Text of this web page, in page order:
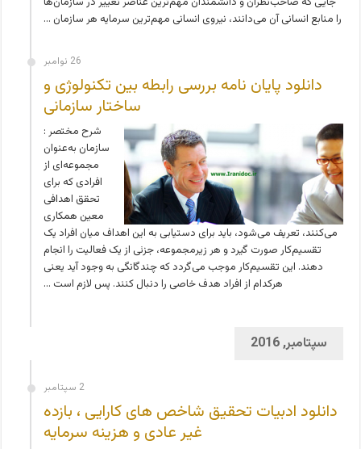
را منابع انسانی آن می‌دانند، نیروی انسانی مهم‌ترین سرمایه هر سازمان …
26 نوامبر
دانلود پایان نامه بررسی رابطه بین تکنولوژی و
ساختار سازمانی
شرح مختصر :
سازمان به‌عنوان
مجموعه‌ای از
افرادی که برای
تحقق اهدافی
معین همکاری
می‌کنند، تعریف می‌شود، باید برای دستیابی به این اهداف میان افراد یک
تقسیم‌کار صورت گیرد و هر زیرمجموعه، جزئی از یک فعالیت را انجام
دهند. این تقسیم‌کار موجب می‌گردد که چندگانگی به وجود آید یعنی
هرکدام از افراد هدف خاصی را دنبال کنند. پس لازم است …
سپتامبر, 2016
2 سپتامبر
دانلود ادبیات تحقیق شاخص های کارایی ، بازده
غیر عادی و هزینه سرمایه